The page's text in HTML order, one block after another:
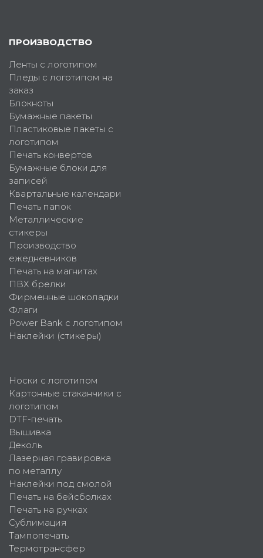
ПРОИЗВОДСТВО
Ленты с логотипом
Пледы с логотипом на
заказ
Блокноты
Бумажные пакеты
Пластиковые пакеты с
логотипом
Печать конвертов
Бумажные блоки для
записей
Квартальные календари
Печать папок
Металлические
стикеры
Производство
ежедневников
Печать на магнитах
ПВХ брелки
Фирменные шоколадки
Флаги
Power Bank с логотипом
Наклейки (стикеры)
Носки с логотипом
Картонные стаканчики с
логотипом
DTF-печать
Вышивка
Деколь
Лазерная гравировка
по металлу
Наклейки под смолой
Печать на бейсболках
Печать на ручках
Сублимация
Тампопечать
Термотрансфер